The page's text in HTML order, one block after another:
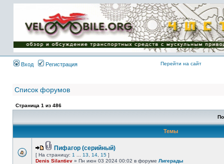
Имя пользователя:
Пароль:
{ LOG_ME_IN_SHORT
}
Вход
Регистрация Перейти на сайт
Список форумов
Страница 1 из 486
Темы
Пифагор (серийный)
[ На страницу: 1 13 14 15 ]
Denis Silantiev » Пн июн 03 2024 00:02 в форуме Лигерады